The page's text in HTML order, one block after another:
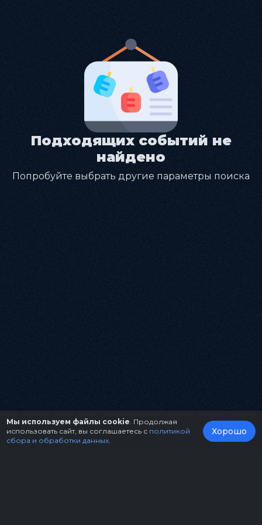
Подходящих событий не
найдено
Попробуйте выбрать другие параметры поиска
Мы используем файлы cookie . Продолжая
использовать сайт, вы соглашаетесь с политикой
сбора и обработки данных
Хорошо